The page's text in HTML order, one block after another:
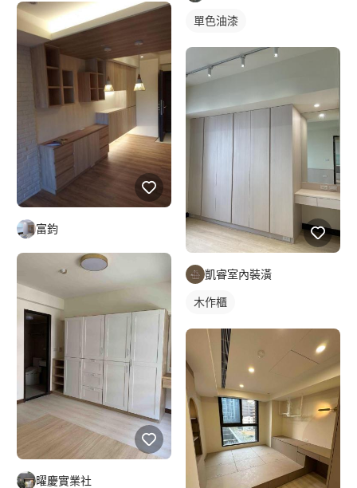
富鈞
曜慶實業社
單色油漆
凱睿室內裝潢
木作櫃